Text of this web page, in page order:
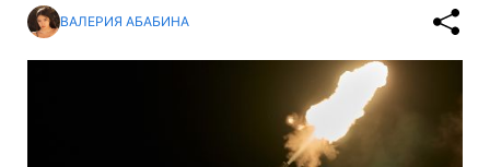
ВАЛЕРИЯ АБАБИНА